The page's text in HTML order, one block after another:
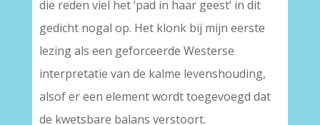
die reden viel het ‘pad in haar geest’ in dit
gedicht nogal op. Het klonk bij mijn eerste
lezing als een geforceerde Westerse
interpretatie van de kalme levenshouding,
alsof er een element wordt toegevoegd dat
de kwetsbare balans verstoort.